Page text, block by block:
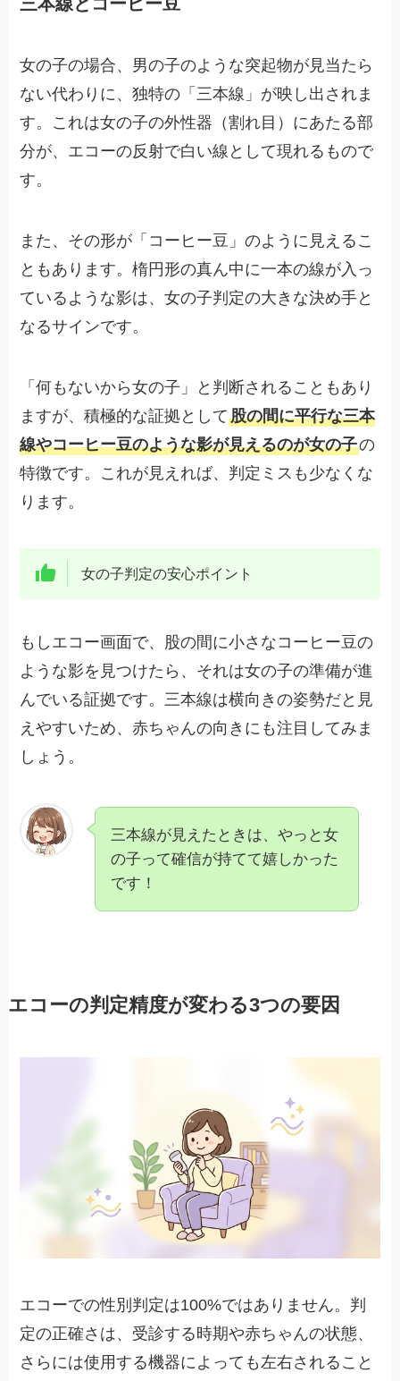
女の子の場合、男の子のような突起物が見当たら
ない代わりに、独特の「三本線」が映し出されま
す。これは女の子の外性器（割れ目）にあたる部
分が、エコーの反射で白い線として現れるもので
す。
また、その形が「コーヒー豆」のように見えるこ
ともあります。楕円形の真ん中に一本の線が入っ
ているような影は、女の子判定の大きな決め手と
なるサインです。
「何もないから女の子」と判断されることもあり
ますが、積極的な証拠として股の間に平行な三本
線やコーヒー豆のような影が見えるのが女の子の
特徴です。これが見えれば、判定ミスも少なくな
ります。
女の子判定の安心ポイント
もしエコー画面で、股の間に小さなコーヒー豆の
ような影を見つけたら、それは女の子の準備が進
んでいる証拠です。三本線は横向きの姿勢だと見
えやすいため、赤ちゃんの向きにも注目してみま
しょう。
三本線が見えたときは、やっと女
の子って確信が持てて嬉しかった
です！
エコーの判定精度が変わる3つの要因
エコーでの性別判定は100%ではありません。判
定の正確さは、受診する時期や赤ちゃんの状態、
さらには使用する機器によっても左右されること